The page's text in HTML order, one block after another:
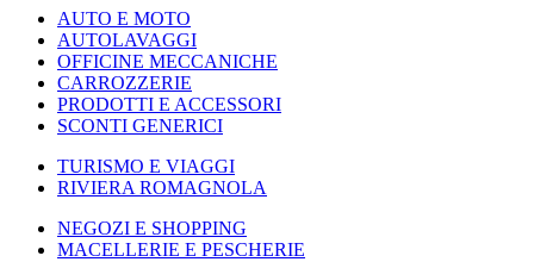
AUTO E MOTO
AUTOLAVAGGI
OFFICINE MECCANICHE
CARROZZERIE
PRODOTTI E ACCESSORI
SCONTI GENERICI
TURISMO E VIAGGI
RIVIERA ROMAGNOLA
NEGOZI E SHOPPING
MACELLERIE E PESCHERIE